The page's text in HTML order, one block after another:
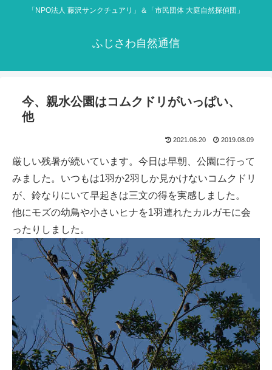
「NPO法人 藤沢サンクチュアリ」＆「市民団体 大庭自然探偵団」
ふじさわ自然通信
今、親水公園はコムクドリがいっぱい、
他
2021.06.20 2019.08.09
厳しい残暑が続いています。今日は早朝、公園に行って
みました。いつもは1羽か2羽しか見かけないコムクドリ
が、鈴なりにいて早起きは三文の得を実感しました。
他にモズの幼鳥や小さいヒナを1羽連れたカルガモに会
ったりしました。